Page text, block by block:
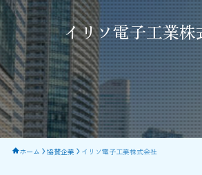
イリソ電子工業株
ホーム 協賛企業 イリソ電子工業株式会社